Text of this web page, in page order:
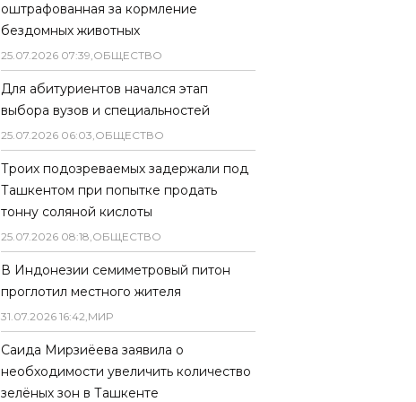
оштрафованная за кормление
бездомных животных
25.07.2026 07:39,ОБЩЕСТВО
Для абитуриентов начался этап
выбора вузов и специальностей
25.07.2026 06:03,ОБЩЕСТВО
Троих подозреваемых задержали под
Ташкентом при попытке продать
тонну соляной кислоты
25.07.2026 08:18,ОБЩЕСТВО
В Индонезии семиметровый питон
проглотил местного жителя
31.07.2026 16:42,МИР
Саида Мирзиёева заявила о
необходимости увеличить количество
зелёных зон в Ташкенте